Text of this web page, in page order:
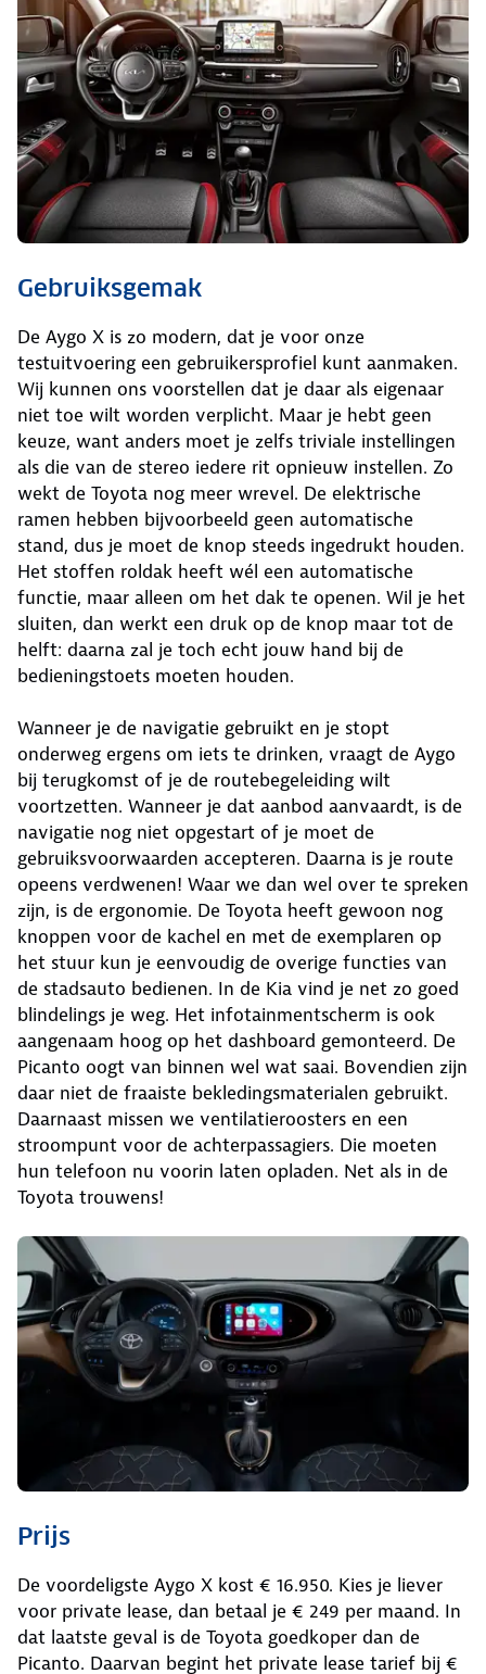
Gebruiksgemak
De Aygo X is zo modern, dat je voor onze
testuitvoering een gebruikersprofiel kunt aanmaken.
Wij kunnen ons voorstellen dat je daar als eigenaar
niet toe wilt worden verplicht. Maar je hebt geen
keuze, want anders moet je zelfs triviale instellingen
als die van de stereo iedere rit opnieuw instellen. Zo
wekt de Toyota nog meer wrevel. De elektrische
ramen hebben bijvoorbeeld geen automatische
stand, dus je moet de knop steeds ingedrukt houden.
Het stoffen roldak heeft wél een automatische
functie, maar alleen om het dak te openen. Wil je het
sluiten, dan werkt een druk op de knop maar tot de
helft: daarna zal je toch echt jouw hand bij de
bedieningstoets moeten houden.
Wanneer je de navigatie gebruikt en je stopt
onderweg ergens om iets te drinken, vraagt de Aygo
bij terugkomst of je de routebegeleiding wilt
voortzetten. Wanneer je dat aanbod aanvaardt, is de
navigatie nog niet opgestart of je moet de
gebruiksvoorwaarden accepteren. Daarna is je route
opeens verdwenen! Waar we dan wel over te spreken
zijn, is de ergonomie. De Toyota heeft gewoon nog
knoppen voor de kachel en met de exemplaren op
het stuur kun je eenvoudig de overige functies van
de stadsauto bedienen. In de Kia vind je net zo goed
blindelings je weg. Het infotainmentscherm is ook
aangenaam hoog op het dashboard gemonteerd. De
Picanto oogt van binnen wel wat saai. Bovendien zijn
daar niet de fraaiste bekledingsmaterialen gebruikt.
Daarnaast missen we ventilatieroosters en een
stroompunt voor de achterpassagiers. Die moeten
hun telefoon nu voorin laten opladen. Net als in de
Toyota trouwens!
Prijs
De voordeligste Aygo X kost € 16.950. Kies je liever
voor private lease, dan betaal je € 249 per maand. In
dat laatste geval is de Toyota goedkoper dan de
Picanto. Daarvan begint het private lease tarief bij €